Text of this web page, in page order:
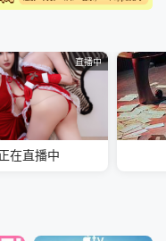
直播中
在直播中